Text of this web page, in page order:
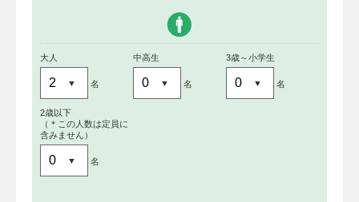
大人
名
中高生
名
3歳～小学生
名
2歳以下
（＊この人数は定員に
含みません）
名